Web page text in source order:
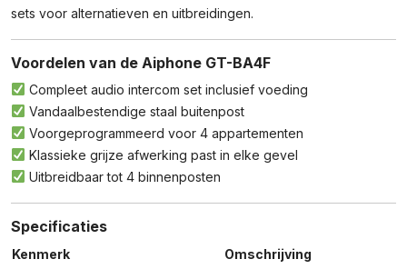
sets voor alternatieven en uitbreidingen.
Voordelen van de Aiphone GT-BA4F
Compleet audio intercom set inclusief voeding
Vandaalbestendige staal buitenpost
Voorgeprogrammeerd voor 4 appartementen
Klassieke grijze afwerking past in elke gevel
Uitbreidbaar tot 4 binnenposten
Specificaties
Kenmerk
Omschrijving